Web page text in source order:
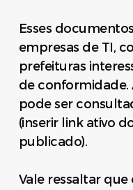
Esses
empresas de TI,
prefeituras
de
pode ser
(inserir link ativo
publicado).
Vale ressaltar que